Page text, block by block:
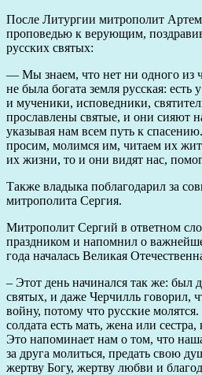
После Литургии митрополит
проповедью к верующим,
русских святых:
— Мы знаем, что нет ни одного из
не была богата земля русская: есть
и мученики, исповедники,
прославлены святые, и они сияют
указывая нам всем путь к
просим, молимся им, читаем их
их жизни, то и они видят нас,
Также владыка поблагодарил за
митрополита Сергия.
Митрополит Сергий в ответном
праздником и напомнил о
года началась Великая
– Этот день начинался так же: был
святых, и даже Черчилль говорил,
войну, потому что русские
солдата есть мать, жена или
Это напоминает нам о том, что
за друга молиться, предать свою
жертву Богу, жертву любви и